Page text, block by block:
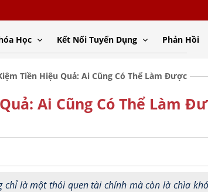
Học Kết Nối Tuyển Dụng Phản Hồi
Tiền Hiệu Quả: Ai Cũng Có Thể Làm Được
Ai Cũng Có Thể Làm
chỉ là một thói quen tài chính mà còn là chìa